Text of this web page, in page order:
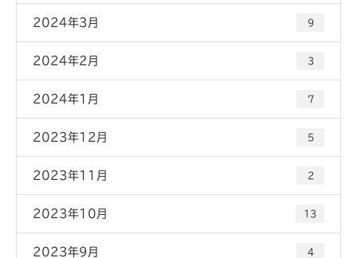
2024年3月 9
2024年2月 3
2024年1月 7
2023年12月 5
2023年11月 2
2023年10月 13
2023年9月 4